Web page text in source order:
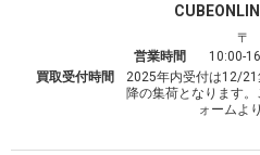
CUBE
〒
営業時間
10:00-
買取受付時間
2025年内受付は12/
降の集荷となります
ォームよ